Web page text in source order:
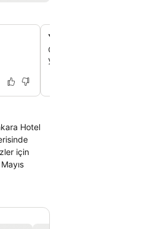
Yerel lezzetler sunan restoran
Otelin restoranında açık
yemeklerin tadını çıkarabilirsin.
Hotel
için